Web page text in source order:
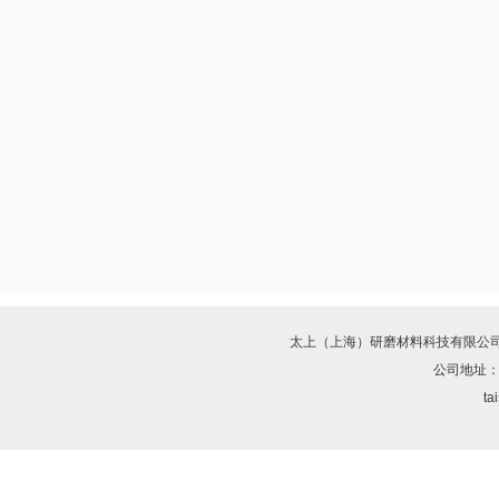
太上（上海）研磨材料科技有限公
公司地址